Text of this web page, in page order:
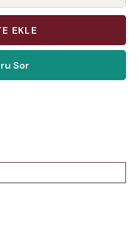
Sor